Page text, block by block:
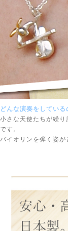
どんな演奏をしてい
小さな天使たちが繰
です。
バイオリンを弾く姿が